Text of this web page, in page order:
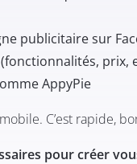
publicitaire sur
prix,
AppyPie
C’est rapide,
pour créer